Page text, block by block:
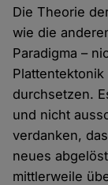
Die Theorie
wie die
Paradigma –
durchsetzen.
und nicht
verdanken,
neues
mittlerweile